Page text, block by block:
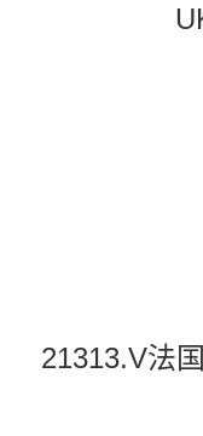
21313.V法